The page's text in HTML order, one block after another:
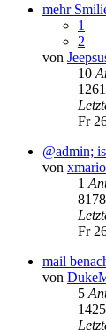
mehr
1
2
von
10
Fr
@admin;
von xmario
1
Fr
mail
von
5